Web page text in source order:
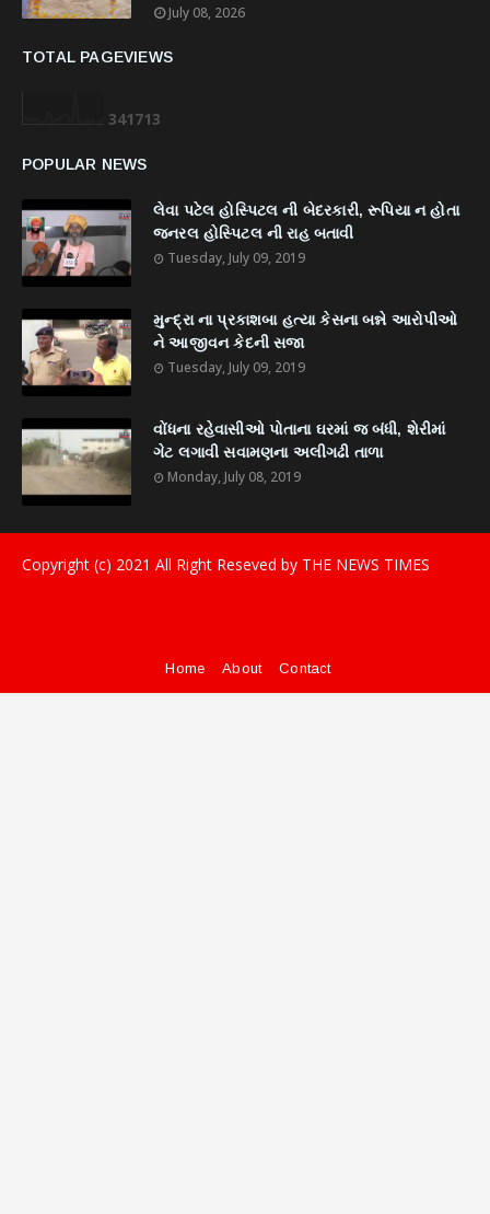
July 08, 2026
TOTAL PAGEVIEWS
341713
POPULAR NEWS
લેવા પટેલ હોસ્પિટલ ની બેદરકારી, રૂપિયા ન હોતા
જનરલ હોસ્પિટલ ની રાહ બતાવી
Tuesday, July 09, 2019
મુન્દ્રા ના પ્રકાશબા હત્યા કેસના બન્ને આરોપીઓ
ને આજીવન કેદની સજા
Tuesday, July 09, 2019
વોંધના રહેવાસીઓ પોતાના ઘરમાં જ બંધી, શેરીમાં
ગેટ લગાવી સવામણના અલીગઢી તાળા
Monday, July 08, 2019
Copyright (c) 2021 All Right Reseved by THE NEWS TIMES
Home About Contact